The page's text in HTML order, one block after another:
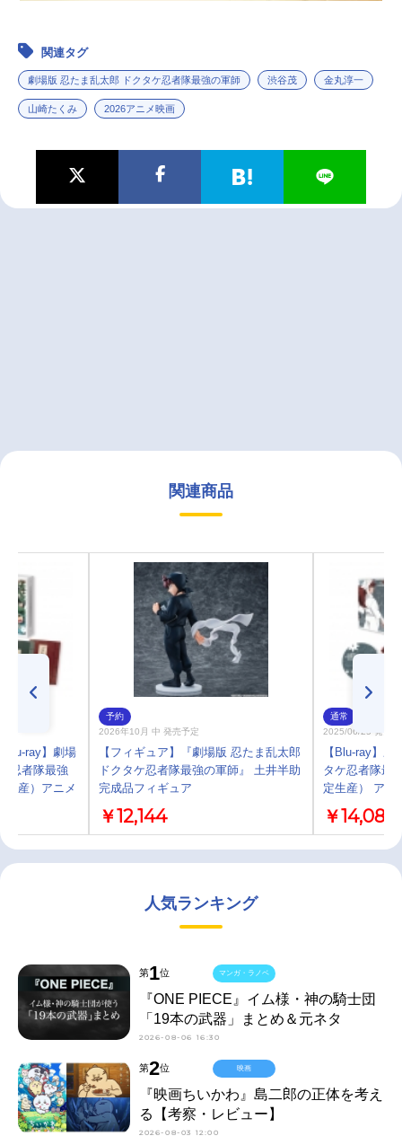
関連タグ
劇場版 忍たま乱太郎 ドクタケ忍者隊最強の軍師 渋谷茂 金丸淳一
山崎たくみ 2026アニメ映画
関連商品
Blu-ray】劇場
忍者隊最強
生産）アニメ
予約
2026年10月 中 発売予定
【フィギュア】『劇場版 忍たま乱太郎
ドクタケ忍者隊最強の軍師』 土井半助
完成品フィギュア
￥12,144
通常
2025/06/25 発売
【Blu-ray】
タケ忍者隊最
定生産） アニ
￥14,080
人気ランキング
第1位
『ONE PIECE』イム様・神の騎士団
「19本の武器」まとめ＆元ネタ
2026-08-06 16:30
マンガ・ラノベ
第2位
『映画ちいかわ』島二郎の正体を考え
る【考察・レビュー】
2026-08-03 12:00
映画